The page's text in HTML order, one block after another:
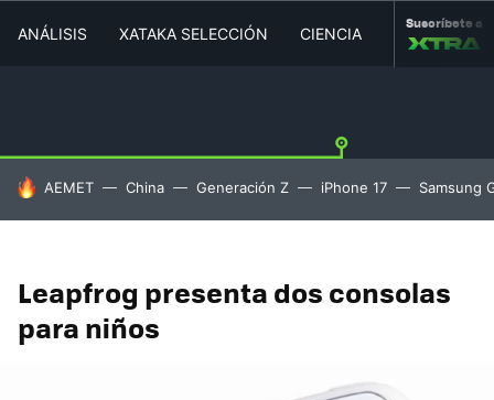
ANÁLISIS XATAKA SELECCIÓN CIENCIA MOVILIDAD
Suscríbete a
HOY SE HABLA DE
AEMET China Generación Z iPhone 17 Samsung
Leapfrog presenta dos consolas
para niños